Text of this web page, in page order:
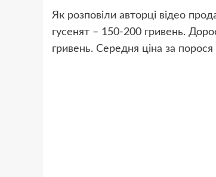
Як розповіли авторці відео
гусенят – 150-200 гривень.
гривень. Середня ціна за